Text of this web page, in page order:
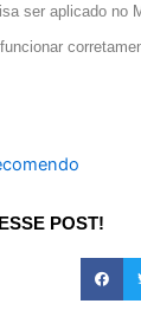
ser aplicado no
funcionar
POST!